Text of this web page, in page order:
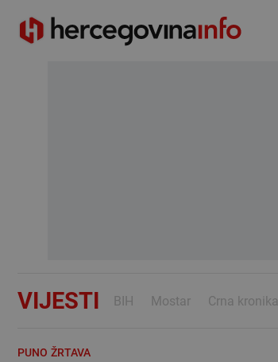
VIJESTI BIH Mostar Crna kronika
PUNO ŽRTAVA